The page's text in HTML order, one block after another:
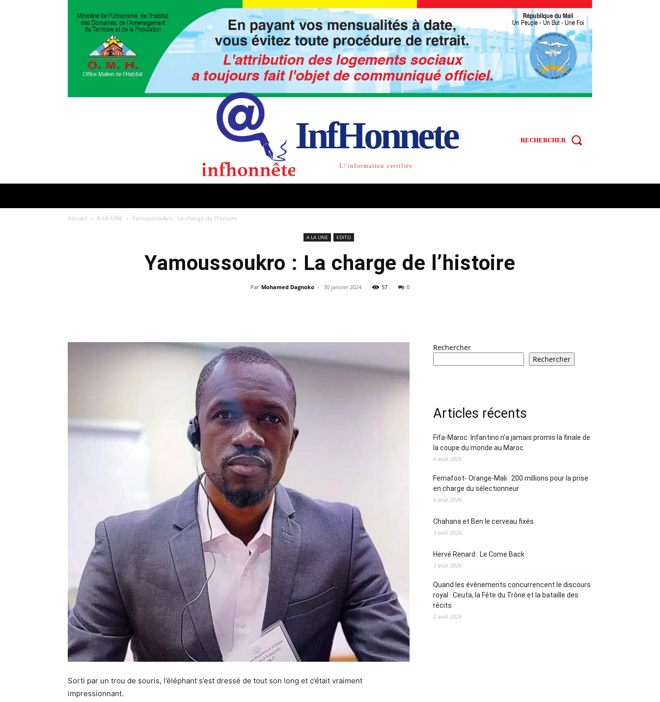
InfHonnete
L\'information certifiée
RECHERCHER
Accueil A LA UNE Yamoussoukro : La charge de l’histoire
A LA UNE EDITO
Yamoussoukro : La charge de l’histoire
Par Mohamed Dagnoko - 30 janvier 2024 57 0
Sorti par un trou de souris, l’éléphant s’est dressé de tout son long et c’était vraiment
impressionnant.
Rechercher
Rechercher
Articles récents
Fifa-Maroc: Infantino n’a jamais promis la finale de
la coupe du monde au Maroc
6 août 2026
Femafoot- Orange-Mali : 200 millions pour la prise
en charge du sélectionneur
6 août 2026
Chahana et Ben le cerveau fixés
3 août 2026
Hervé Renard : Le Come Back
3 août 2026
Quand les événements concurrencent le discours
royal : Ceuta, la Fête du Trône et la bataille des
récits
2 août 2026